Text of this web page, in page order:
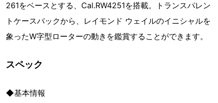
261をベースとする、Cal.RW4251を搭載。トランスパレン
トケースバックから、レイモンド ウェイルのイニシャルを
象ったW字型ローターの動きを鑑賞することができます。
スペック
◆基本情報